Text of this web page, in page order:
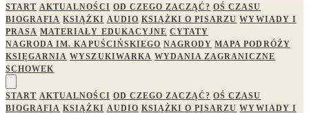
START AKTUALNOŚCI OD CZEGO ZACZĄĆ? OŚ CZASU
BIOGRAFIA KSIĄŻKI AUDIO KSIĄŻKI O PISARZU WYWIADY I
PRASA MATERIAŁY EDUKACYJNE CYTATY
NAGRODA IM. KAPUŚCIŃSKIEGO NAGRODY MAPA PODRÓŻY
KSIĘGARNIA WYSZUKIWARKA WYDANIA ZAGRANICZNE
SCHOWEK
START AKTUALNOŚCI OD CZEGO ZACZĄĆ? OŚ CZASU
BIOGRAFIA KSIĄŻKI AUDIO KSIĄŻKI O PISARZU WYWIADY I